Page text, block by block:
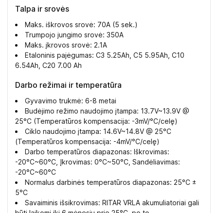
Talpa ir srovės
Maks. iškrovos srovė: 70A (5 sek.)
Trumpojo jungimo srovė: 350A
Maks. įkrovos srovė: 2.1A
Etaloninis pajėgumas: C3 5.25Ah, C5 5.95Ah, C10
6.54Ah, C20 7.00 Ah
Darbo režimai ir temperatūra
Gyvavimo trukmė: 6-8 metai
Budėjimo režimo naudojimo įtampa: 13.7V~13.9V @
25°C (Temperatūros kompensacija: -3mV/°C/celę)
Ciklo naudojimo įtampa: 14.6V~14.8V @ 25°C
(Temperatūros kompensacija: -4mV/°C/celę)
Darbo temperatūros diapazonas: Iškrovimas:
-20°C~60°C, Įkrovimas: 0°C~50°C, Sandėliavimas:
-20°C~60°C
Normalus darbinės temperatūros diapazonas: 25°C ±
5°C
Savaiminis išsikrovimas: RITAR VRLA akumuliatoriai gali